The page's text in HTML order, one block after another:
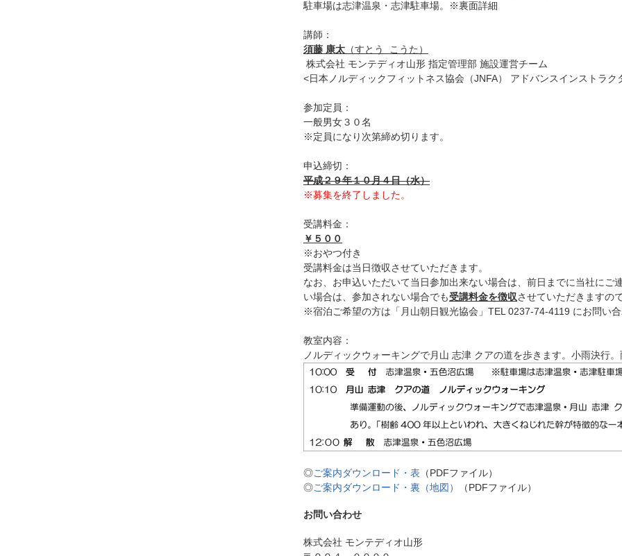
駐車場は志津温泉・志津駐車場。※裏面詳細
講師：
須藤 康太 （すとう こうた）
株式会社 モンテディオ山形 指定管理部 施設運営チーム
<日本ノルディックフィットネス協会（JNFA） アドバンスインストラク
参加定員：
一般男女３０名
※定員になり次第締め切ります。
申込締切：
平成２９年１０月４日（水）
※募集を終了しました。
受講料金：
￥５００
※おやつ付き
受講料金は当日徴収させていただきます。
なお、お申込いただいて当日参加出来ない場合は、前日までに当社にご
い場合は、参加されない場合でも受講料金を徴収させていただきますの
※宿泊ご希望の方は「月山朝日観光協会」TEL 0237-74-4119 にお問い合
教室内容：
ノルディックウォーキングで月山 志津 クアの道を歩きます。小雨決行。
◎ご案内ダウンロード・表 （PDFファイル）
◎ご案内ダウンロード・裏（地図） （PDFファイル）
お問い合わせ
株式会社 モンテディオ山形